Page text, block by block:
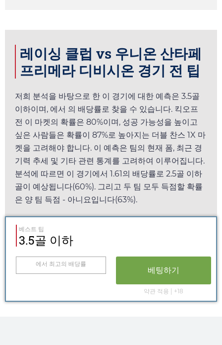
레이싱 클럽 vs 우니온 산타페
프리메라 디비시온 경기 전 팁
저희 분석을 바탕으로 한 이 경기에 대한 예측은 3.5골
이하이며, 에서 의 배당률로 찾을 수 있습니다. 킥오프
전 이 마켓의 확률은 80%이며, 성공 가능성을 높이고
싶은 사람들은 확률이 87%로 높아지는 더블 찬스 1X 마
켓을 고려해야 합니다. 이 예측은 팀의 현재 폼, 최근 경
기력 추세 및 기타 관련 통계를 고려하여 이루어집니다.
분석에 따르면 이 경기에서 1.61의 배당률로 2.5골 이하
골이 예상됩니다(60%). 그리고 두 팀 모두 득점할 확률
은 양 팀 득점 - 아니요입니다(63%).
베스트 팁
3.5골 이하
에서 최고의 배당률
베팅하기
약관 적용 | +18